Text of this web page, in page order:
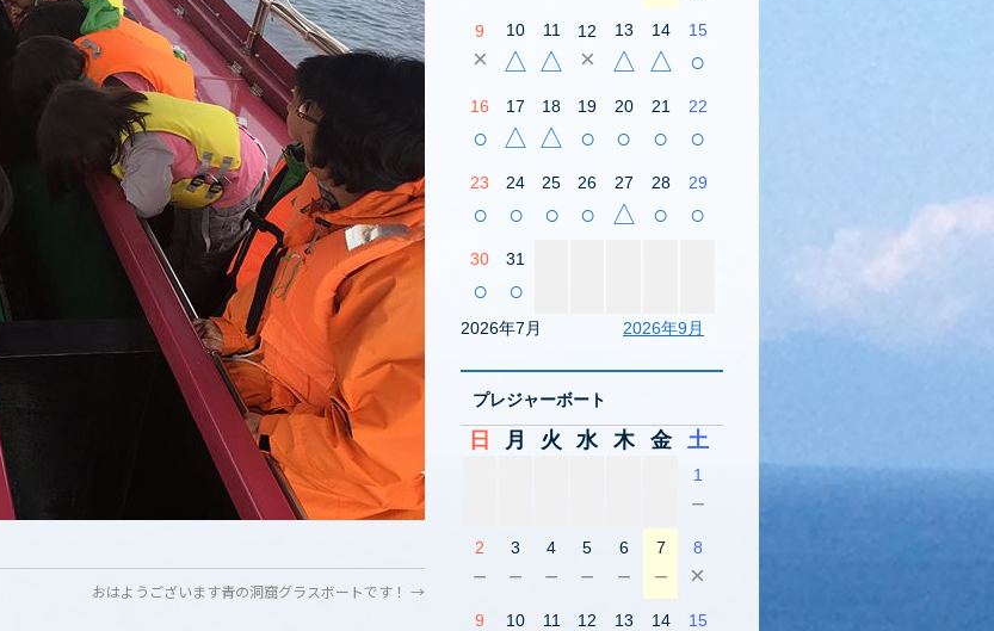
おはようございます青の洞窟グラスボートです！ →
9
×
10
△
11
△
12
×
13
△
14
△
15
○
16
○
17
△
18
△
19
○
20
○
21
○
22
○
23
○
24
○
25
○
26
○
27
△
28
○
29
○
30
○
31
○
2026年7月 2026年9月
プレジャーボート
日 月 火 水 木 金 土
1
－
2
－
3
－
4
－
5
－
6
－
7
－
8
×
9 10 11 12 13 14 15